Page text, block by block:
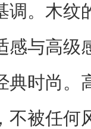
调。木纹
感与高级
典时尚。
不被任何